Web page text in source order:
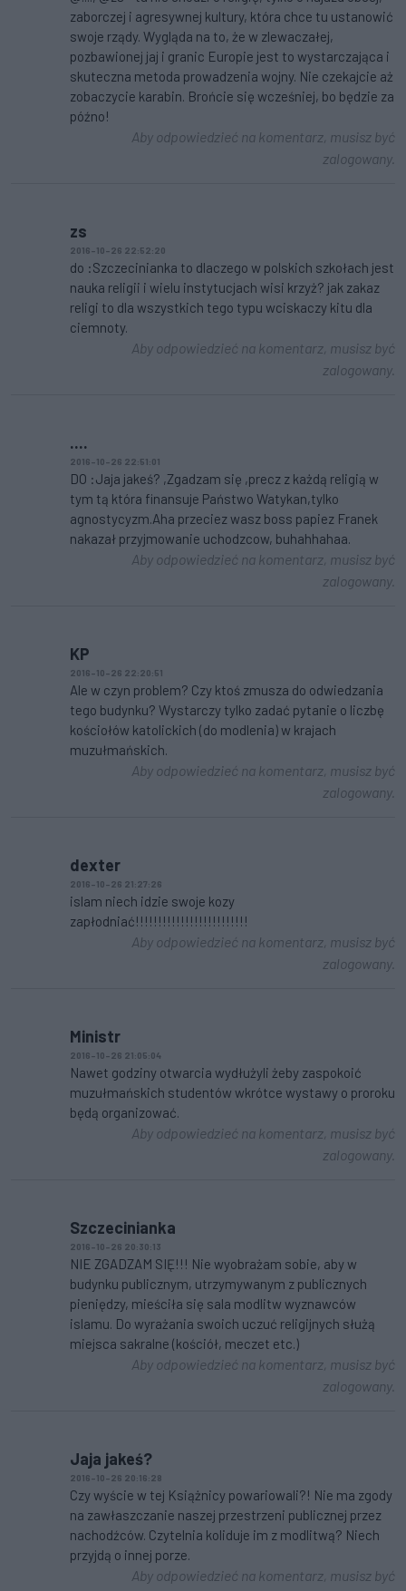
zaborczej i agresywnej kultury, która chce tu ustanowić
swoje rządy. Wygląda na to, że w zlewaczałej,
pozbawionej jaj i granic Europie jest to wystarczająca i
skuteczna metoda prowadzenia wojny. Nie czekajcie aż
zobaczycie karabin. Brońcie się wcześniej, bo będzie za
późno!
Aby odpowiedzieć na komentarz, musisz być
zalogowany.
zs
2016-10-26 22:52:20
do :Szczecinianka to dlaczego w polskich szkołach jest
nauka religii i wielu instytucjach wisi krzyż? jak zakaz
religi to dla wszystkich tego typu wciskaczy kitu dla
ciemnoty.
Aby odpowiedzieć na komentarz, musisz być
zalogowany.
....
2016-10-26 22:51:01
DO :Jaja jakeś? ,Zgadzam się ,precz z każdą religią w
tym tą która finansuje Państwo Watykan,tylko
agnostycyzm.Aha przeciez wasz boss papiez Franek
nakazał przyjmowanie uchodzcow, buhahhahaa.
Aby odpowiedzieć na komentarz, musisz być
zalogowany.
KP
2016-10-26 22:20:51
Ale w czyn problem? Czy ktoś zmusza do odwiedzania
tego budynku? Wystarczy tylko zadać pytanie o liczbę
kościołów katolickich (do modlenia) w krajach
muzułmańskich.
Aby odpowiedzieć na komentarz, musisz być
zalogowany.
dexter
2016-10-26 21:27:26
islam niech idzie swoje kozy
zapłodniać!!!!!!!!!!!!!!!!!!!!!!!!!
Aby odpowiedzieć na komentarz, musisz być
zalogowany.
Ministr
2016-10-26 21:05:04
Nawet godziny otwarcia wydłużyli żeby zaspokoić
muzułmańskich studentów wkrótce wystawy o proroku
będą organizować.
Aby odpowiedzieć na komentarz, musisz być
zalogowany.
Szczecinianka
2016-10-26 20:30:13
NIE ZGADZAM SIĘ!!! Nie wyobrażam sobie, aby w
budynku publicznym, utrzymywanym z publicznych
pieniędzy, mieściła się sala modlitw wyznawców
islamu. Do wyrażania swoich uczuć religijnych służą
miejsca sakralne (kościół, meczet etc.)
Aby odpowiedzieć na komentarz, musisz być
zalogowany.
Jaja jakeś?
2016-10-26 20:16:28
Czy wyście w tej Książnicy powariowali?! Nie ma zgody
na zawłaszczanie naszej przestrzeni publicznej przez
nachodźców. Czytelnia koliduje im z modlitwą? Niech
przyjdą o innej porze.
Aby odpowiedzieć na komentarz, musisz być